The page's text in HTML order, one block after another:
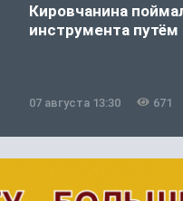
Кировчанина
инструмента
07 августа 13:30 671